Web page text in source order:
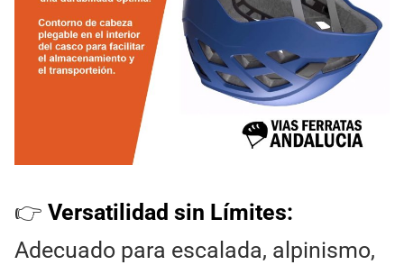
👉 Versatilidad sin Límites:
Adecuado para escalada, alpinismo,